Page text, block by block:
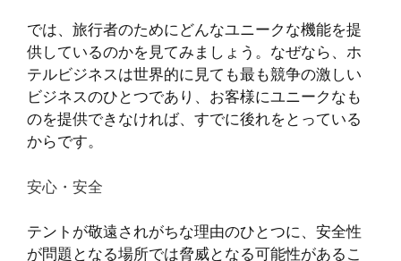
では、旅行者のためにどんなユニークな機能を提
供しているのかを見てみましょう。なぜなら、ホ
テルビジネスは世界的に見ても最も競争の激しい
ビジネスのひとつであり、お客様にユニークなも
のを提供できなければ、すでに後れをとっている
からです。
安心・安全
テントが敬遠されがちな理由のひとつに、安全性
が問題となる場所では脅威となる可能性があるこ